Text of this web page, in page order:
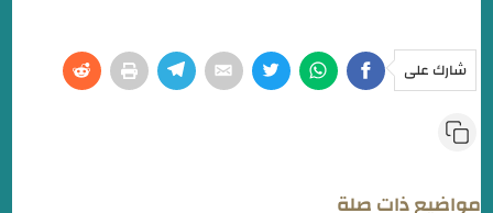
شارك على
مواضيع ذات صلة